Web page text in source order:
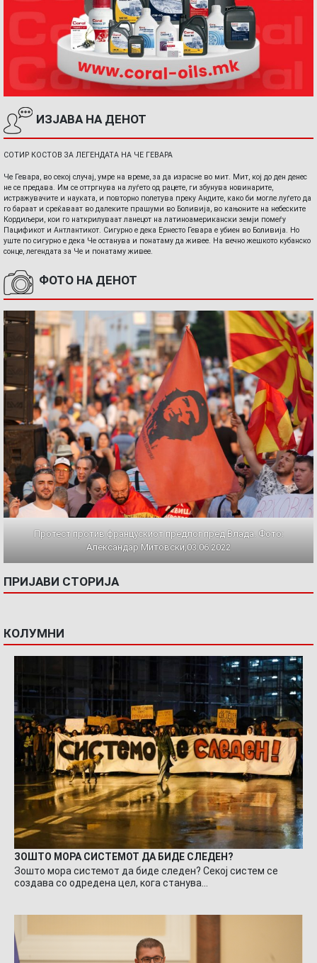
ИЗЈАВА НА ДЕНОТ
СОТИР КОСТОВ ЗА ЛЕГЕНДАТА НА ЧЕ ГЕВАРА
Че Гевара, во секој случај, умре на време, за да израсне во мит. Мит, кој до ден денес
не се предава. Им се оттргнува на луѓето од рацете, ги збунува новинарите,
истражувачите и науката, и повторно полетува преку Андите, како би могле луѓето да
го бараат и среќаваат во далеките прашуми во Боливија, во кањоните на небеските
Кордиљери, кои го наткрилуваат ланецот на латиноамерикански земји помеѓу
Пацификот и Антлантикот. Сигурно е дека Ернесто Гевара е убиен во Боливија. Но
уште по сигурно е дека Че останува и понатаму да живее. На вечно жешкото кубанско
сонце, легендата за Че и понатаму живее.
ФОТО НА ДЕНОТ
Протест против францускиот предлог пред Влада. Фото:
Александар Митовски,03.06.2022
ПРИЈАВИ СТОРИЈА
КОЛУМНИ
ЗОШТО МОРА СИСТЕМОТ ДА БИДЕ СЛЕДЕН?
Зошто мора системот да биде следен? Секој систем се
создава со одредена цел, кога станува…